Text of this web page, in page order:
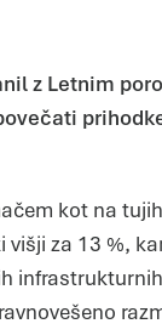
z Letnim
kot na
za 13 %,